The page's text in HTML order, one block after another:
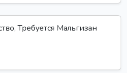
Требуется Мальгизан